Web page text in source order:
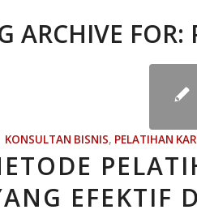
ARCHIVE FOR:
KONSULTAN BISNIS, PELATIHAN
EFEKTIF